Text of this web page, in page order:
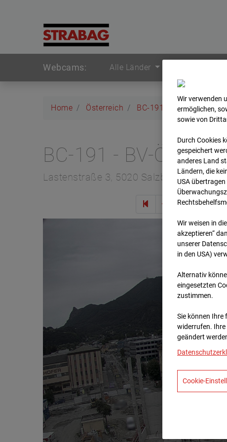
Webcams: Alle Länder
Home Österreich BC-191 - BV-ÖBB
BC-191 - BV-ÖBB
Lastenstraße 3, 5020 Salzburg
Zur
Wir verwenden
ermöglichen,
sowie von
Durch Cookies
gespeichert
anderes Land
Ländern, die
USA
Wir weisen in
akzeptieren“
unserer
in den USA)
Alternativ
eingesetzten
zustimmen.
Sie können
widerrufen. Ihre
geändert
Cookie-